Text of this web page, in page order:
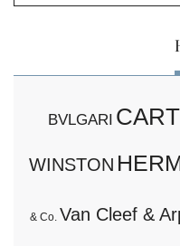
BVLGARI
WINSTON
& Co. Van Cleef &